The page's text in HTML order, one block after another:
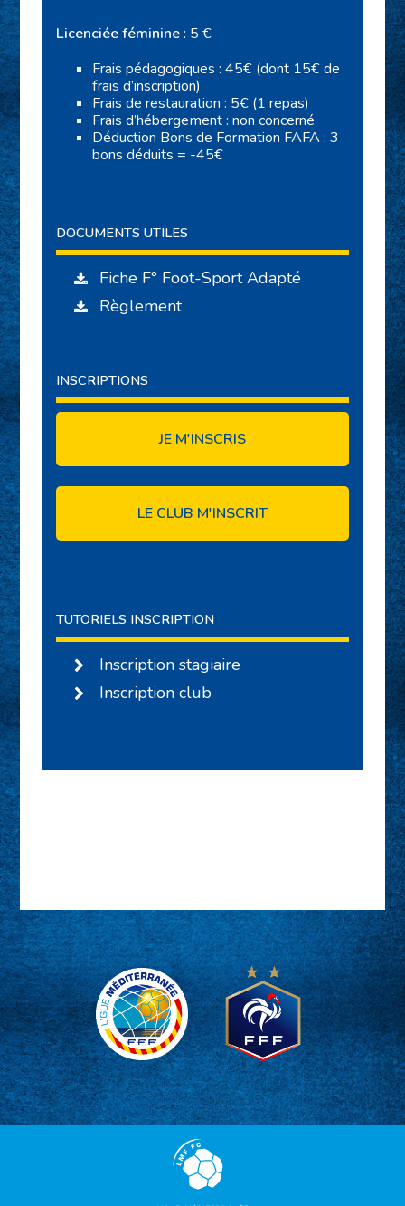
Licenciée féminine: 5 €
Frais pédagogiques : 45€ (dont 15€ de
frais d’inscription)
Frais de restauration : 5€ (1 repas)
Frais d’hébergement : non concerné
Déduction Bons de Formation FAFA : 3
bons déduits = -45€
DOCUMENTS UTILES
Fiche F° Foot-Sport Adapté
Règlement
INSCRIPTIONS
JE M'INSCRIS
LE CLUB M'INSCRIT
TUTORIELS INSCRIPTION
Inscription stagiaire
Inscription club